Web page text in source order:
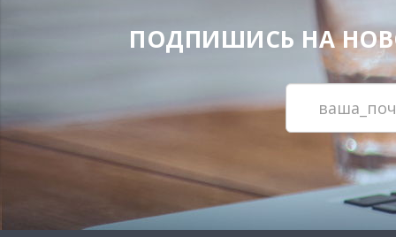
ПОДПИШИСЬ НА